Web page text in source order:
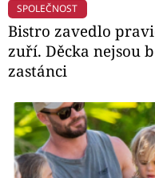
SPOLEČNOST
Bistro zavedlo
zuří. Děcka nejsou
zastánci